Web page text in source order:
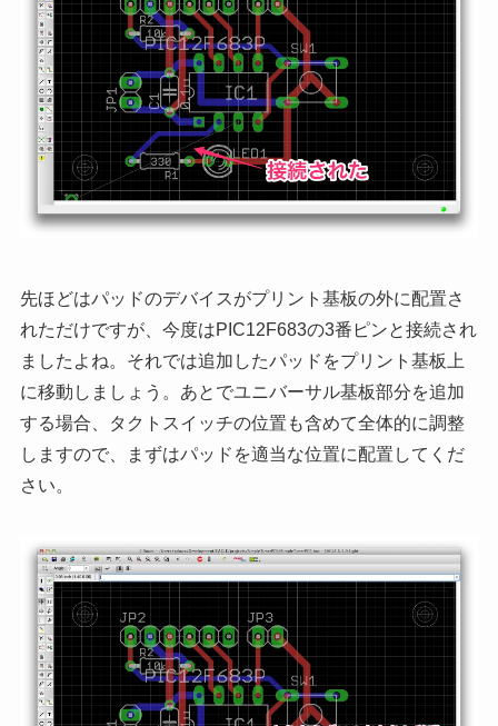
先ほどはパッドのデバイスがプリント基板の外に配置さ
れただけですが、今度はPIC12F683の3番ピンと接続され
ましたよね。それでは追加したパッドをプリント基板上
に移動しましょう。あとでユニバーサル基板部分を追加
する場合、タクトスイッチの位置も含めて全体的に調整
しますので、まずはパッドを適当な位置に配置してくだ
さい。